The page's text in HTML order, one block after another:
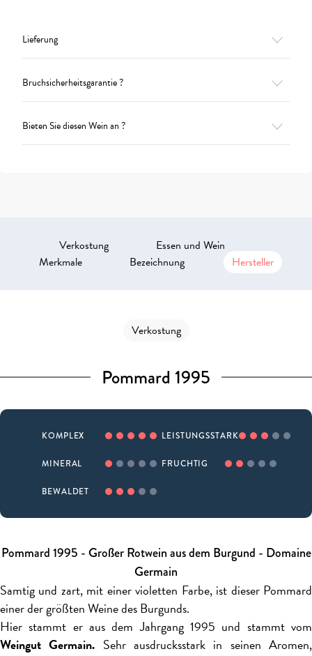
Lieferung
Bruchsicherheitsgarantie ?
Bieten Sie diesen Wein an ?
Verkostung
Essen und Wein
Merkmale
Bezeichnung Hersteller
Verkostung
Pommard 1995
KOMPLEX LEISTUNGSSTARK
MINERAL FRUCHTIG
BEWALDET
Pommard 1995 - Großer Rotwein aus dem Burgund - Domaine
Germain
Samtig und zart, mit einer violetten Farbe, ist dieser Pommard
einer der größten Weine des Burgunds.
Hier stammt er aus dem Jahrgang 1995 und stammt vom
Weingut Germain. Sehr ausdrucksstark in seinen Aromen,